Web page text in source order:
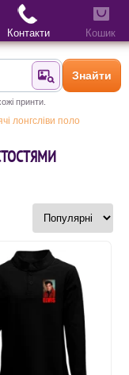
Знайти за
Знайти
принти.
лонгсліви поло
Контакти Кошик